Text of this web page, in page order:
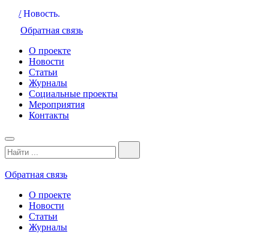
/ Новость.
Обратная связь
О проекте
Новости
Статьи
Журналы
Социальные проекты
Мероприятия
Контакты
Обратная связь
О проекте
Новости
Статьи
Журналы